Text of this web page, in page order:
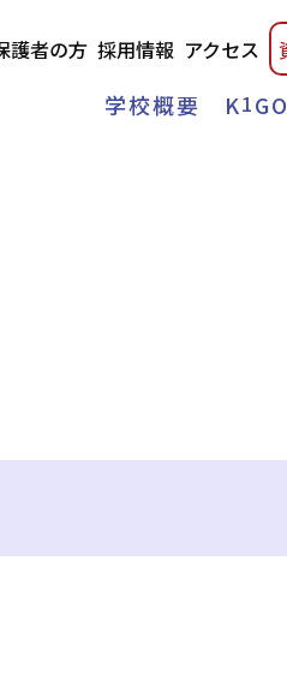
護者の方 採用情報 アクセス
学校概要 K1